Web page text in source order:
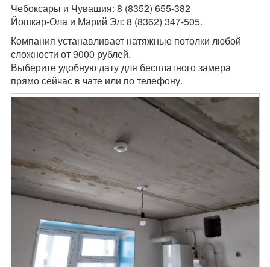
Чебоксары и Чувашия: 8 (8352) 655-382
Йошкар-Ола и Марий Эл: 8 (8362) 347-505.
Компания устанавливает натяжные потолки любой
сложности от 9000 рублей.
Выберите удобную дату для бесплатного замера
прямо сейчас в чате или по телефону.